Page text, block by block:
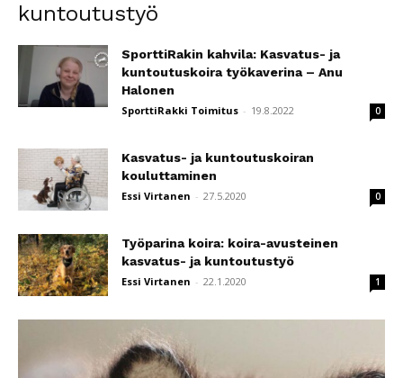
kuntoutustyö
SporttiRakin kahvila: Kasvatus- ja
kuntoutuskoira työkaverina – Anu
Halonen
SporttiRakki Toimitus - 19.8.2022 0
Kasvatus- ja kuntoutuskoiran
kouluttaminen
Essi Virtanen - 27.5.2020 0
Työparina koira: koira-avusteinen
kasvatus- ja kuntoutustyö
Essi Virtanen - 22.1.2020 1